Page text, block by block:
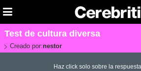
Test de cultura diversa
Creado por:nestor
Haz click solo sobre la